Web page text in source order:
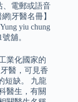
、電郵或語音
|牙醫名冊】
yiu chung
舖。
業化國家的
醫，可見香
短缺。 九龍
醫生，有關